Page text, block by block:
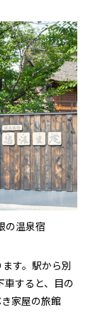
の温泉宿
す。駅から別
車すると、目の
き家屋の旅館